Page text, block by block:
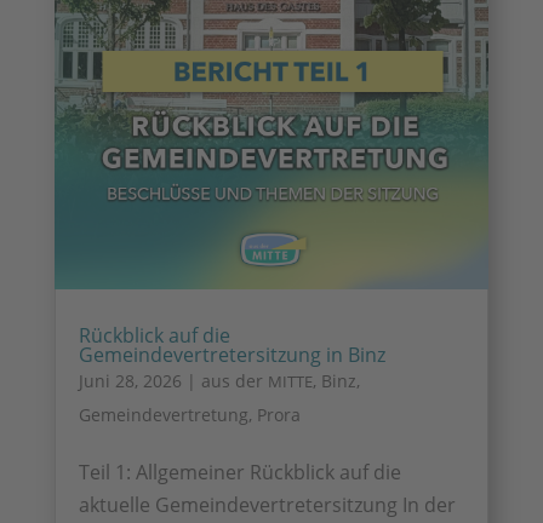
Rückblick auf die
Gemeindevertretersitzung in Binz
Juni 28, 2026 | aus der MITTE, Binz,
Gemeindevertretung, Prora
Teil 1: Allgemeiner Rückblick auf die
aktuelle Gemeindevertretersitzung In der